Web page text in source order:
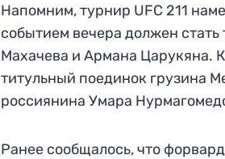
Напомним, турнир UFC 211
событием вечера должен
Махачева и Армана Царукяна.
титульный поединок грузина
россиянина Умара
Ранее сообщалось, что